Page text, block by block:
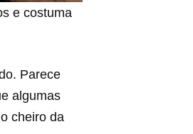
e costuma
Parece
algumas
cheiro da